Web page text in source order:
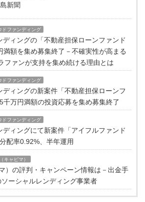
島新聞
ドファンディング
ディングの「不動産担保ローンファンド
満額を集め募集終了－不確実性が高まる
ファンが支持を集め続ける理由とは
ドファンディング
ディングの新案件「不動産担保ローンフ
千万円満額の投資応募を集め募集終了
ドファンディング
ディングにて新案件「アイフルファンド
配率0.92%、半年運用
キャピマ）
）の評判・キャンペーン情報は－出金手
ーシャルレンディング事業者